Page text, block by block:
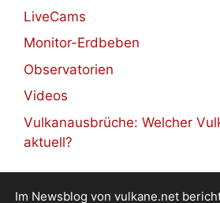
LiveCams
Monitor-Erdbeben
Observatorien
Videos
Vulkanausbrüche: Welcher
aktuell?
Im Newsblog von vulkane.net